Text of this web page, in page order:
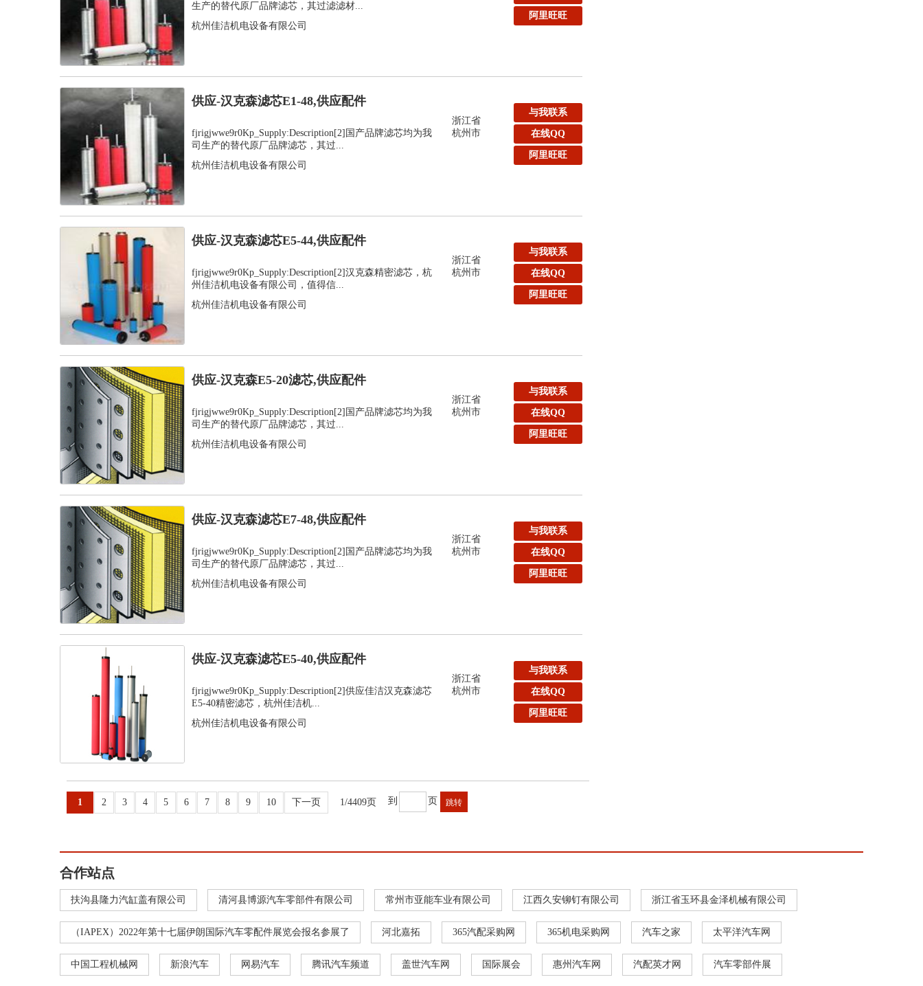
生产的替代原厂品牌滤芯，其过滤滤材...
杭州佳洁机电设备有限公司
阿里旺旺
供应-汉克森滤芯E1-48,供应配件
fjrigjwwe9r0Kp_Supply:Description[2]国产品牌滤芯均为我
司生产的替代原厂品牌滤芯，其过...
杭州佳洁机电设备有限公司
浙江省
杭州市
与我联系
在线QQ
阿里旺旺
供应-汉克森滤芯E5-44,供应配件
fjrigjwwe9r0Kp_Supply:Description[2]汉克森精密滤芯，杭
州佳洁机电设备有限公司，值得信...
杭州佳洁机电设备有限公司
浙江省
杭州市
与我联系
在线QQ
阿里旺旺
供应-汉克森E5-20滤芯,供应配件
fjrigjwwe9r0Kp_Supply:Description[2]国产品牌滤芯均为我
司生产的替代原厂品牌滤芯，其过...
杭州佳洁机电设备有限公司
浙江省
杭州市
与我联系
在线QQ
阿里旺旺
供应-汉克森滤芯E7-48,供应配件
fjrigjwwe9r0Kp_Supply:Description[2]国产品牌滤芯均为我
司生产的替代原厂品牌滤芯，其过...
杭州佳洁机电设备有限公司
浙江省
杭州市
与我联系
在线QQ
阿里旺旺
供应-汉克森滤芯E5-40,供应配件
fjrigjwwe9r0Kp_Supply:Description[2]供应佳洁汉克森滤芯
E5-40精密滤芯，杭州佳洁机...
杭州佳洁机电设备有限公司
浙江省
杭州市
与我联系
在线QQ
阿里旺旺
1 2 3 4 5 6 7 8 9 10 下一页 1/4409页 到 页
合作站点
扶沟县隆力汽缸盖有限公司 清河县博源汽车零部件有限公司 常州市亚能车业有限公司 江西久安铆钉有限公司 浙江省玉环县金泽机械有限公司
（IAPEX）2022年第十七届伊朗国际汽车零配件展览会报名参展了 河北嘉拓 365汽配采购网 365机电采购网 汽车之家 太平洋汽车网
中国工程机械网 新浪汽车 网易汽车 腾讯汽车频道 盖世汽车网 国际展会 惠州汽车网 汽配英才网 汽车零部件展